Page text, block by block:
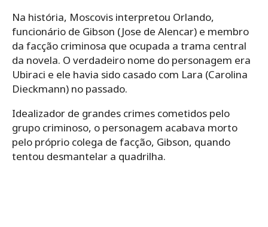
Na história, Moscovis interpretou Orlando,
funcionário de Gibson (Jose de Alencar) e membro
da facção criminosa que ocupada a trama central
da novela. O verdadeiro nome do personagem era
Ubiraci e ele havia sido casado com Lara (Carolina
Dieckmann) no passado.
Idealizador de grandes crimes cometidos pelo
grupo criminoso, o personagem acabava morto
pelo próprio colega de facção, Gibson, quando
tentou desmantelar a quadrilha.